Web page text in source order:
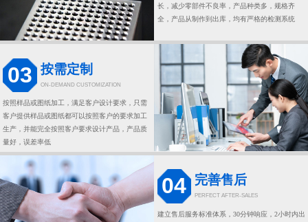
长，减少零部件不良率，产品种类多，规格齐
全，产品从制作到出库，均有严格的检测系统
03 按需定制
ON-DEMAND CUSTOMIZATION
按照样品或图纸加工，满足客户设计要求，只需
客户提供样品或图纸都可以按照客户的要求加工
生产，并能完全按照客户要求设计产品，产品质
量好，误差率低
04 完善售后
PERFECT AFTER-SALES
建立售后服务标准体系，30分钟响应，2小时内出